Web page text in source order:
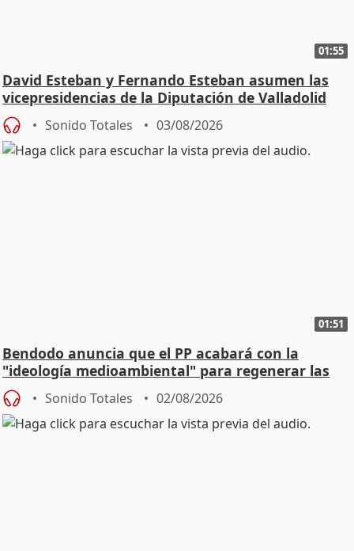
01:55
David Esteban y Fernando Esteban asumen las
vicepresidencias de la Diputación de Valladolid
Sonido Totales 03/08/2026
01:51
Bendodo anuncia que el PP acabará con la
"ideología medioambiental" para regenerar las
playas
Sonido Totales 02/08/2026